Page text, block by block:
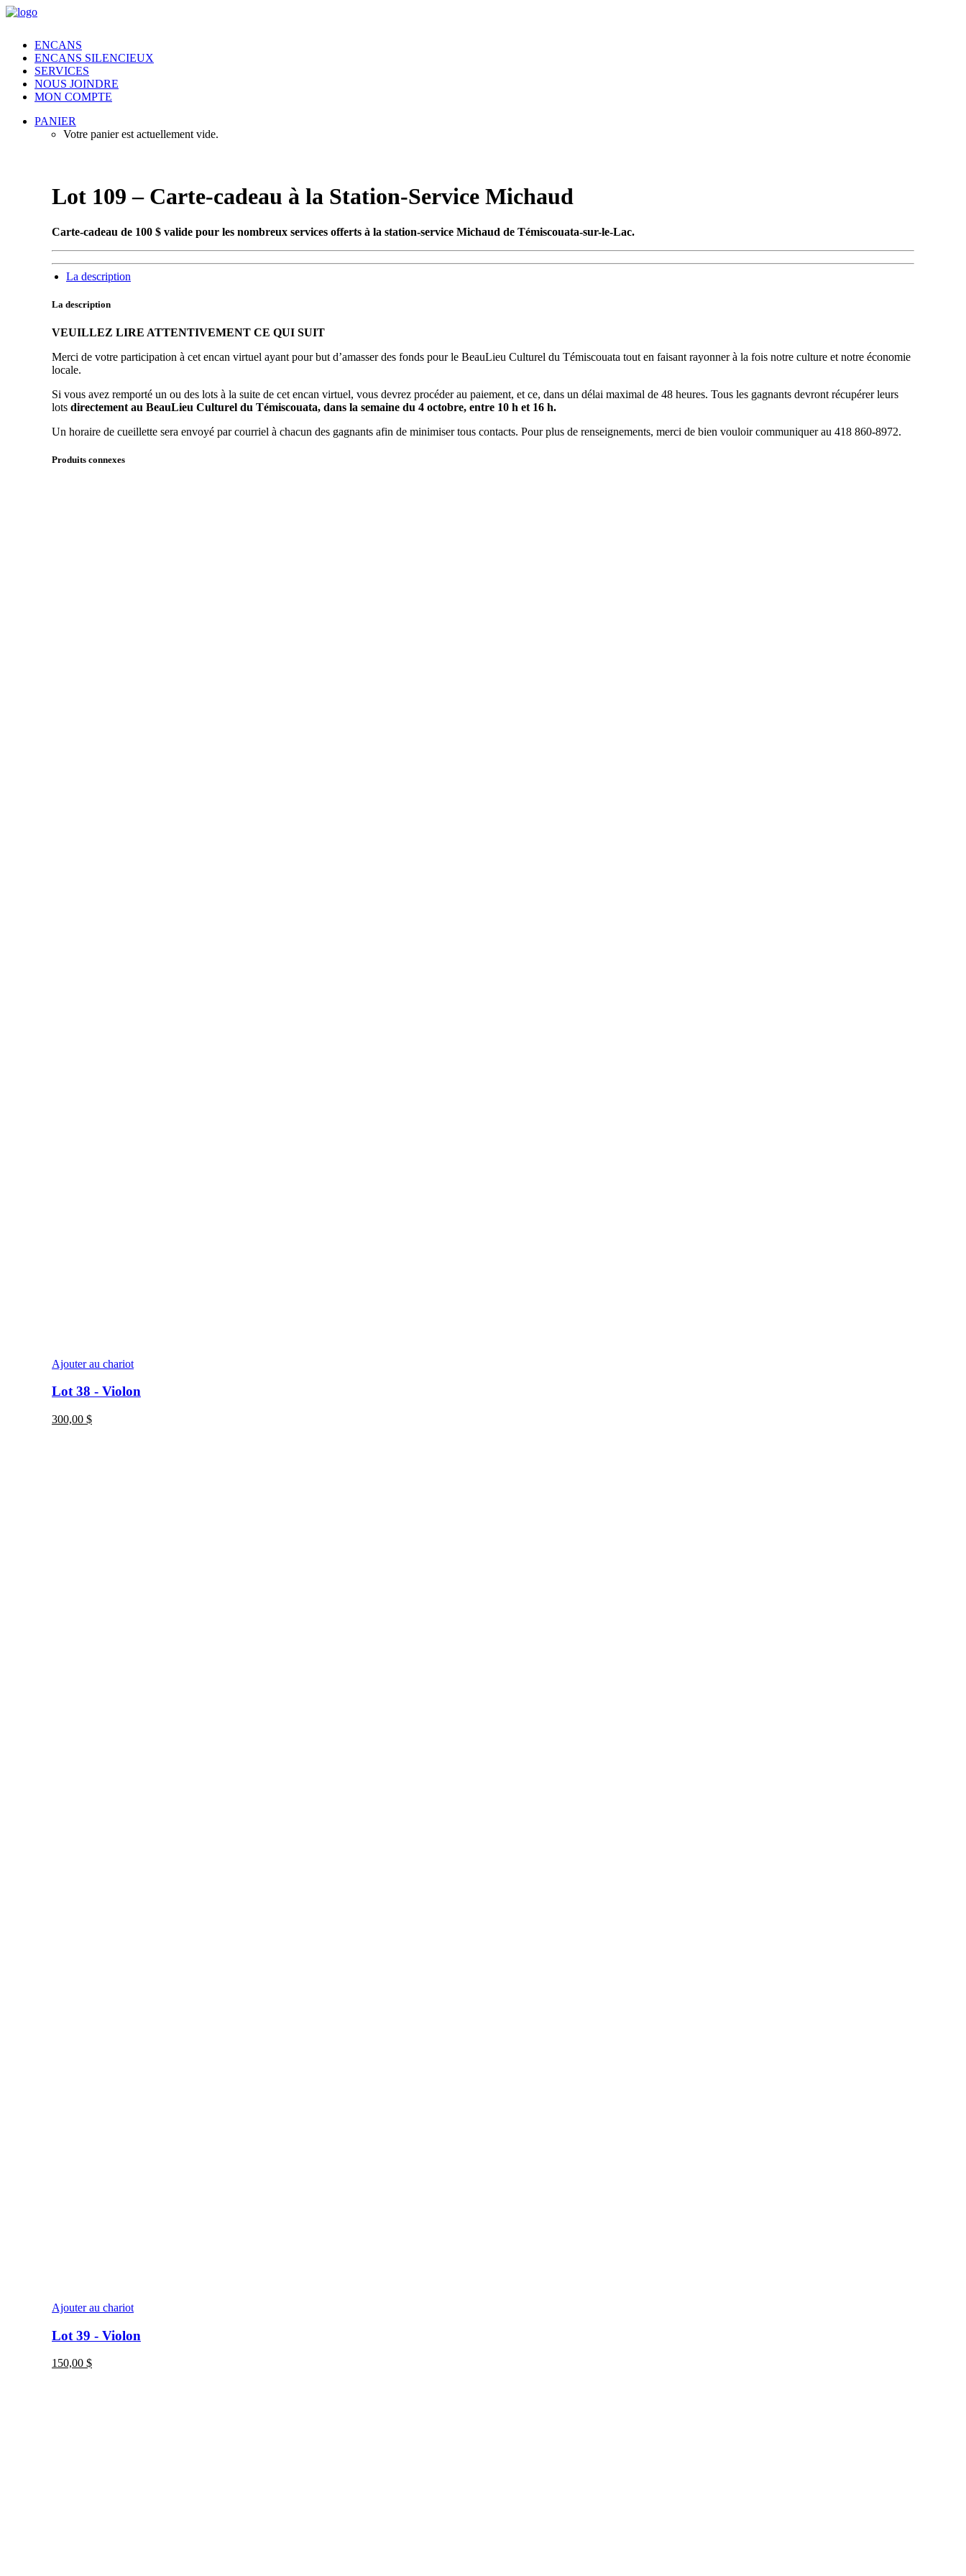
ENCANS
ENCANS SILENCIEUX
SERVICES
NOUS JOINDRE
MON COMPTE
PANIER
Votre panier est actuellement vide.
Lot 109 – Carte-cadeau à la Station-Service Michaud
Carte-cadeau de 100 $ valide pour les nombreux services offerts à la station-service Michaud de Témiscouata-sur-le-Lac.
La description
La description
VEUILLEZ LIRE ATTENTIVEMENT CE QUI SUIT
Merci de votre participation à cet encan virtuel ayant pour but d’amasser des fonds pour le BeauLieu Culturel du Témiscouata tout en faisant rayonner à la fois notre culture et notre économie
locale.
Si vous avez remporté un ou des lots à la suite de cet encan virtuel, vous devrez procéder au paiement, et ce, dans un délai maximal de 48 heures. Tous les gagnants devront récupérer leurs
lots directement au BeauLieu Culturel du Témiscouata, dans la semaine du 4 octobre, entre 10 h et 16 h.
Un horaire de cueillette sera envoyé par courriel à chacun des gagnants afin de minimiser tous contacts. Pour plus de renseignements, merci de bien vouloir communiquer au 418 860-8972.
Produits connexes
Ajouter au chariot
Lot 38 - Violon
300,00 $
Ajouter au chariot
Lot 39 - Violon
150,00 $